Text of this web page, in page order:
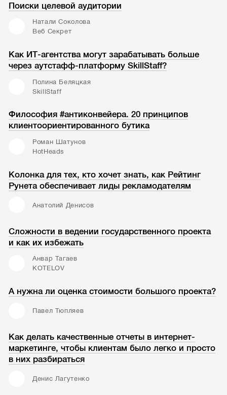
Поиски целевой аудитории
Натали Соколова
Веб Секрет
Как ИТ-агентства могут зарабатывать больше
через аутстафф-платформу SkillStaff?
Полина Беляцкая
SkillStaff
Философия #антиконвейера. 20 принципов
клиентоориентированного бутика
Роман Шатунов
HotHeads
Колонка для тех, кто хочет знать, как Рейтинг
Рунета обеспечивает лиды рекламодателям
Анатолий Денисов
Сложности в ведении государственного проекта
и как их избежать
Анвар Тагаев
KOTELOV
А нужна ли оценка стоимости большого проекта?
Павел Тюпляев
Как делать качественные отчеты в интернет-
маркетинге, чтобы клиентам было легко и просто
в них разбираться
Денис Лагутенко